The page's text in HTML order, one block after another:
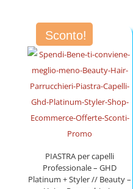
a
Sconto!
PIASTRA per capelli
Professionale – GHD
Platinum + Styler // Beauty –